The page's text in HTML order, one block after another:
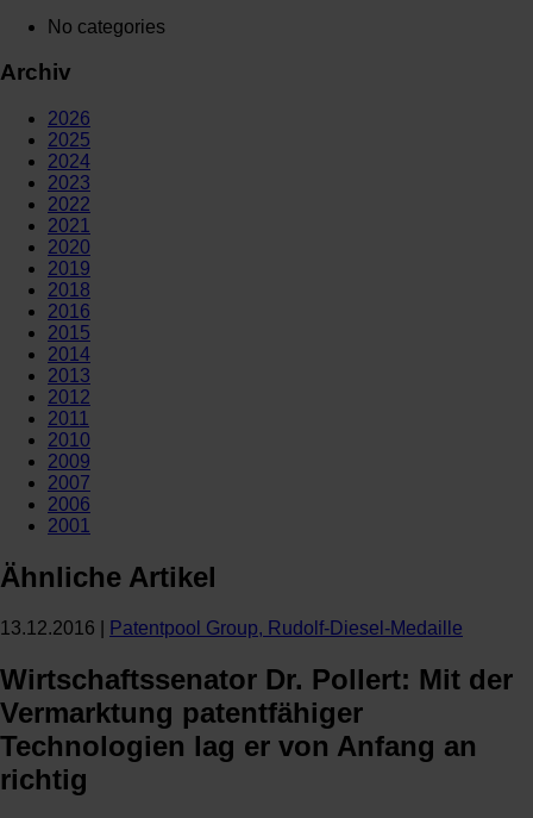
No categories
Archiv
2026
2025
2024
2023
2022
2021
2020
2019
2018
2016
2015
2014
2013
2012
2011
2010
2009
2007
2006
2001
Ähnliche Artikel
13.12.2016 Patentpool Group, Rudolf-Diesel-Medaille
Wirtschaftssenator Dr. Pollert: Mit der
Vermarktung patentfähiger
Technologien lag er von Anfang an
richtig